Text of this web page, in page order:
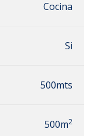
Cocina
Si
500mts
500m2